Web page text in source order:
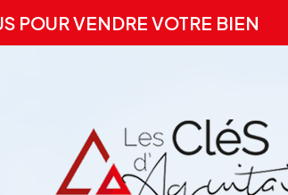
POUR VENDRE VOTRE BIEN